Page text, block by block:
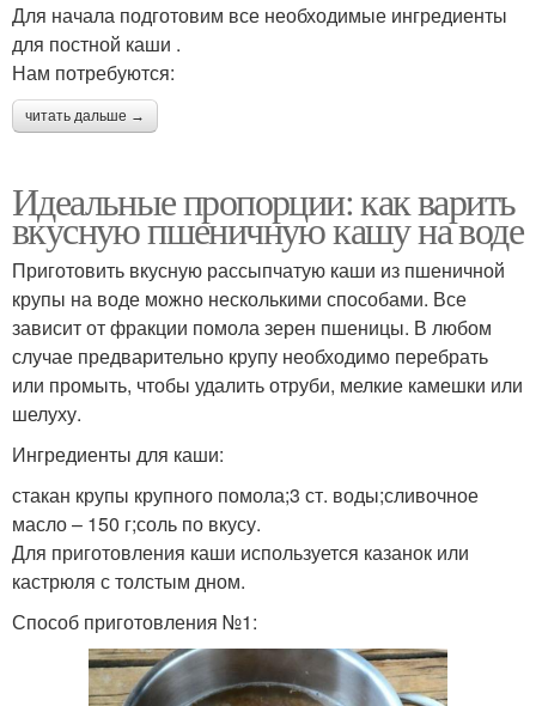
Для начала подготовим все необходимые ингредиенты
для постной каши .
Нам потребуются:
читать дальше →
Идеальные пропорции: как варить
вкусную пшеничную кашу на воде
Приготовить вкусную рассыпчатую каши из пшеничной
крупы на воде можно несколькими способами. Все
зависит от фракции помола зерен пшеницы. В любом
случае предварительно крупу необходимо перебрать
или промыть, чтобы удалить отруби, мелкие камешки или
шелуху.
Ингредиенты для каши:
стакан крупы крупного помола;3 ст. воды;сливочное
масло – 150 г;соль по вкусу.
Для приготовления каши используется казанок или
кастрюля с толстым дном.
Способ приготовления №1: